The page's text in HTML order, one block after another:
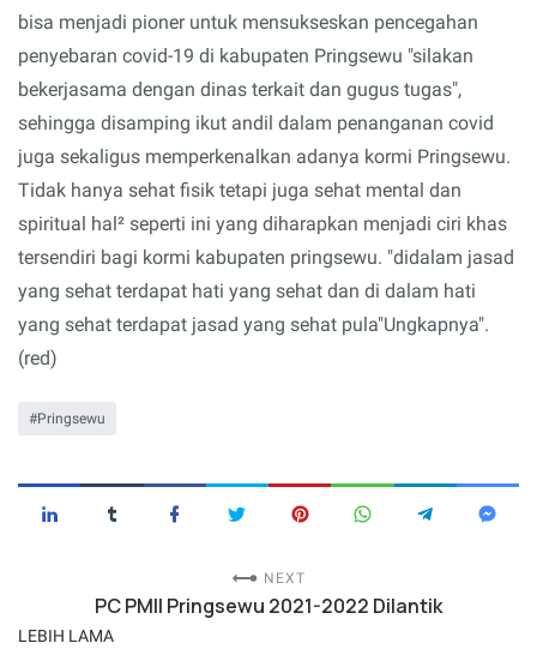
bisa menjadi pioner untuk mensukseskan pencegahan
penyebaran covid-19 di kabupaten Pringsewu "silakan
bekerjasama dengan dinas terkait dan gugus tugas",
sehingga disamping ikut andil dalam penanganan covid
juga sekaligus memperkenalkan adanya kormi Pringsewu.
Tidak hanya sehat fisik tetapi juga sehat mental dan
spiritual hal² seperti ini yang diharapkan menjadi ciri khas
tersendiri bagi kormi kabupaten pringsewu. "didalam jasad
yang sehat terdapat hati yang sehat dan di dalam hati
yang sehat terdapat jasad yang sehat pula"Ungkapnya".
(red)
Pringsewu
NEXT
PC PMII Pringsewu 2021-2022 Dilantik
LEBIH LAMA